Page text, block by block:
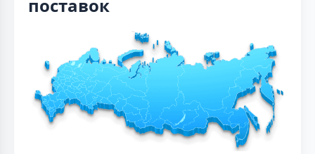
поставок